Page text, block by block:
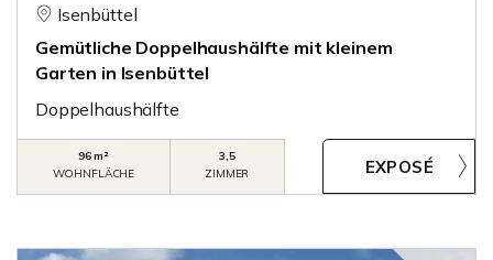
Isenbüttel
Gemütliche Doppelhaushälfte mit kleinem
Garten in Isenbüttel
Doppelhaushälfte
96 m²
WOHNFLÄCHE
3,5
ZIMMER